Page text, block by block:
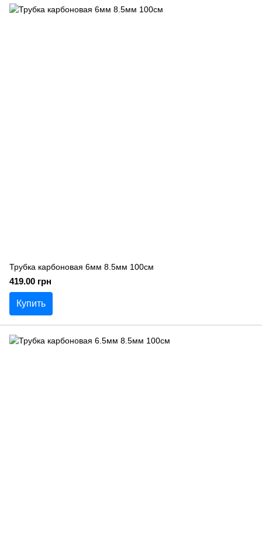
Трубка карбоновая 6мм 8.5мм 100см
419.00 грн
Купить